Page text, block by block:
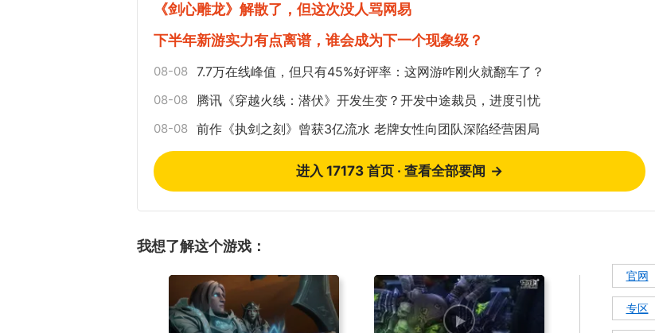
《剑心雕龙》解散了，但这次没人骂网易
下半年新游实力有点离谱，谁会成为下一个现象级？
08-08 7.7万在线峰值，但只有45%好评率：这网游咋刚火就翻车了？
08-08 腾讯《穿越火线：潜伏》开发生变？开发中途裁员，进度引忧
08-08 前作《执剑之刻》曾获3亿流水 老牌女性向团队深陷经营困局
进入 17173 首页 · 查看全部要闻 →
我想了解这个游戏：
官网
专区